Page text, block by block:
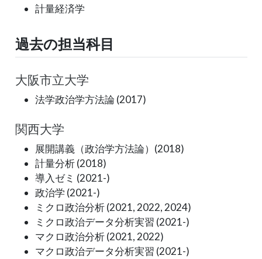
計量経済学
過去の担当科目
大阪市立大学
法学政治学方法論 (2017)
関西大学
展開講義（政治学方法論）(2018)
計量分析 (2018)
導入ゼミ (2021-)
政治学 (2021-)
ミクロ政治分析 (2021, 2022, 2024)
ミクロ政治データ分析実習 (2021-)
マクロ政治分析 (2021, 2022)
マクロ政治データ分析実習 (2021-)